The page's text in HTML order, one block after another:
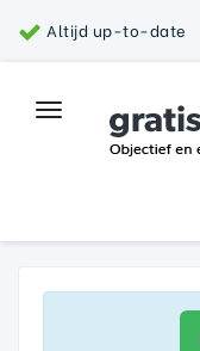
Altijd up-to-date
Toggle
navigation